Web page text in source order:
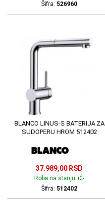
Šifra: 526960
BLANCO LINUS-S BATERIJA ZA
SUDOPERU HROM 512402
37.989,00 RSD
Roba na stanju
Šifra: 512402